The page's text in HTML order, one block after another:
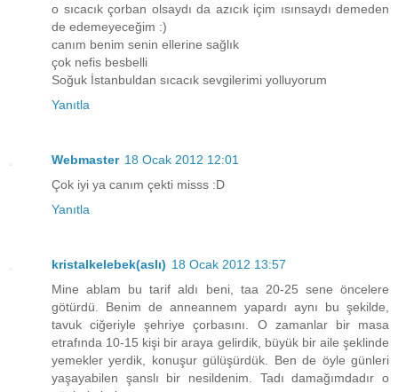
o sıcacık çorban olsaydı da azıcık içim ısınsaydı demeden
de edemeyeceğim :)
canım benim senin ellerine sağlık
çok nefis besbelli
Soğuk İstanbuldan sıcacık sevgilerimi yolluyorum
Yanıtla
Webmaster 18 Ocak 2012 12:01
Çok iyi ya canım çekti misss :D
Yanıtla
kristalkelebek(aslı) 18 Ocak 2012 13:57
Mine ablam bu tarif aldı beni, taa 20-25 sene öncelere
götürdü. Benim de anneannem yapardı aynı bu şekilde,
tavuk ciğeriyle şehriye çorbasını. O zamanlar bir masa
etrafında 10-15 kişi bir araya gelirdik, büyük bir aile şeklinde
yemekler yerdik, konuşur gülüşürdük. Ben de öyle günleri
yaşayabilen şanslı bir nesildenim. Tadı damağımdadır o